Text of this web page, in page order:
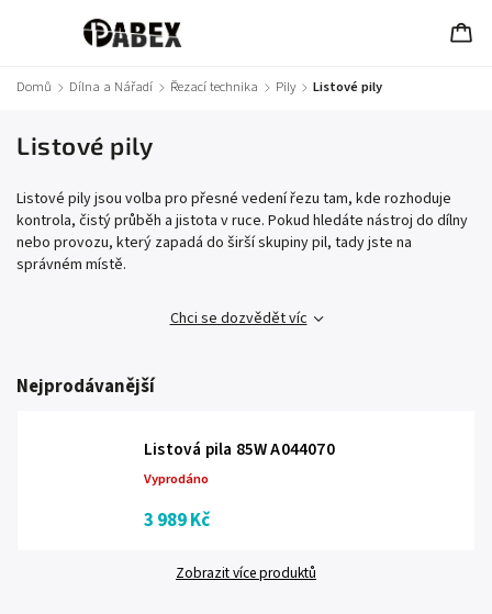
Domů / Dílna a Nářadí / Řezací technika / Pily / Listové pily
Listové pily
Listové pily jsou volba pro přesné vedení řezu tam, kde rozhoduje
kontrola, čistý průběh a jistota v ruce. Pokud hledáte nástroj do dílny
nebo provozu, který zapadá do širší skupiny pil, tady jste na
správném místě.
Chci se dozvědět víc
Nejprodávanější
Listová pila 85W A044070
Vyprodáno
3 989 Kč
Zobrazit více produktů